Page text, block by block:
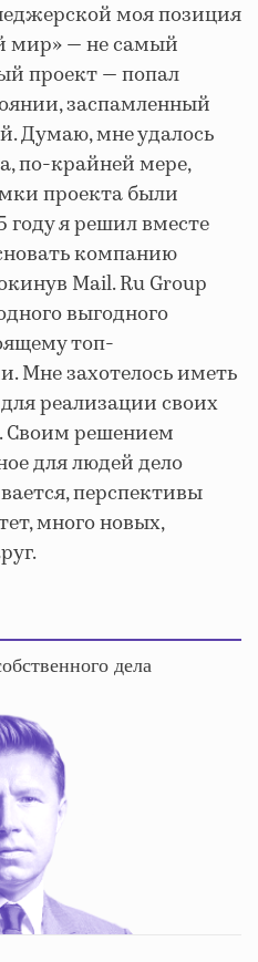
моя позиция
мир» — не самый
проект — попал
заспамленный
Думаю, мне удалось
по-крайней мере,
проекта были
году я решил вместе
компанию
Mail. Ru Group
выгодного
топ-
Мне захотелось иметь
реализации своих
Своим решением
для людей дело
перспективы
много новых,
дела